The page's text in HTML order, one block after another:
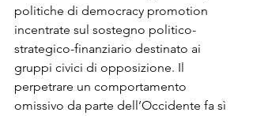
politiche di democracy promotion
incentrate sul sostegno politico-
strategico-finanziario destinato ai
gruppi civici di opposizione. Il
perpetrare un comportamento
omissivo da parte dell’Occidente fa sì